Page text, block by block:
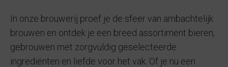
In onze brouwerij proef je de sfeer van ambachtelijk
brouwen en ontdek je een breed assortiment bieren,
gebrouwen met zorgvuldig geselecteerde
ingrediënten en liefde voor het vak. Of je nu een